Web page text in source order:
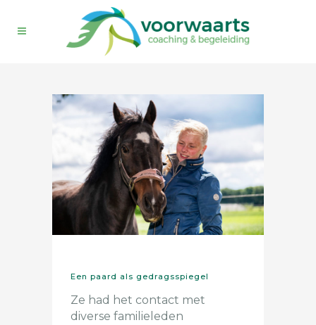
Een paard als gedragsspiegel
Ze had het contact met
diverse familieleden